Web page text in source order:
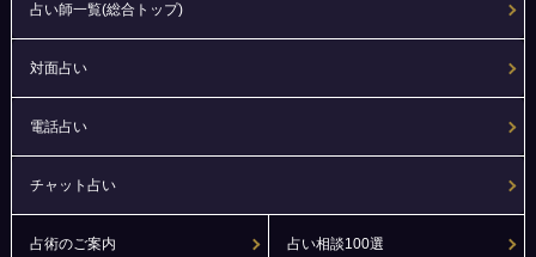
占い師一覧(総合トップ)
対面占い
電話占い
チャット占い
占術のご案内 占い相談100選